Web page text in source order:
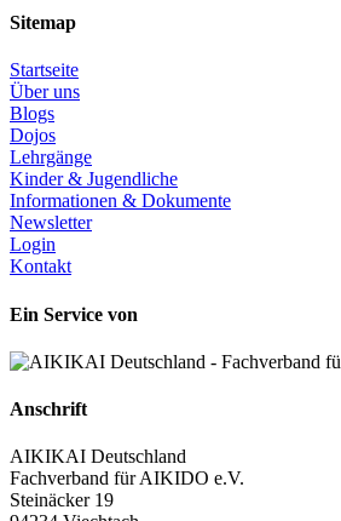
Sitemap
Startseite
Über uns
Blogs
Dojos
Lehrgänge
Kinder & Jugendliche
Informationen & Dokumente
Newsletter
Login
Kontakt
Ein Service von
Anschrift
AIKIKAI Deutschland
Fachverband für AIKIDO e.V.
Steinäcker 19